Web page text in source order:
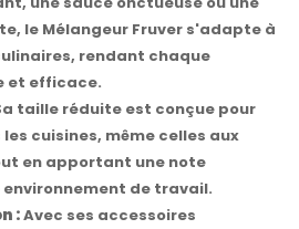
le Mélangeur Fruver s'adapte à
rendant chaque
et efficace.
taille réduite est conçue pour
cuisines, même celles aux
en apportant une note
de travail.
:Avec ses accessoires